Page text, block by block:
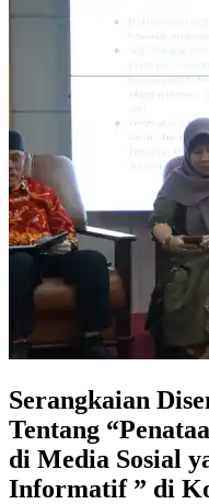
Serangkaian
Tentang
di Media Sosial
Informatif ” di